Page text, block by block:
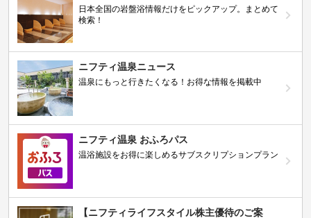
日本全国の岩盤浴情報だけをピックアップ。まとめて
検索！
ニフティ温泉ニュース
温泉にもっと行きたくなる！お得な情報を掲載中
ニフティ温泉 おふろパス
温浴施設をお得に楽しめるサブスクリプションプラン
【ニフティライフスタイル株主優待のご案